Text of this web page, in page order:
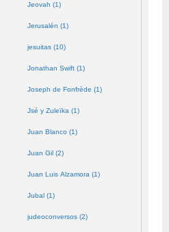
Jeovah (1)
Jerusalén (1)
jesuitas (10)
Jonathan Swift (1)
Joseph de Fonfrède (1)
Jsé y Zuleïka (1)
Juan Blanco (1)
Juan Gil (2)
Juan Luis Alzamora (1)
Jubal (1)
judeoconversos (2)